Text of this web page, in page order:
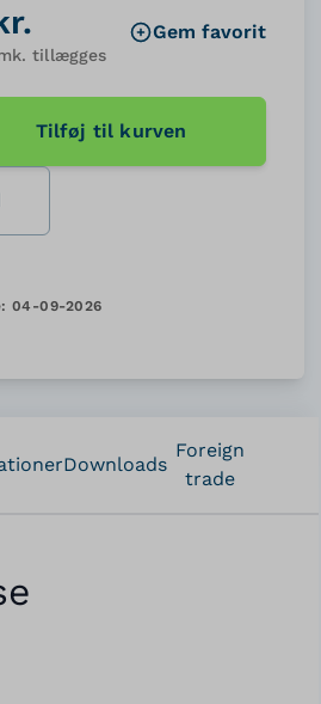
tillægges
Gem favorit
Tilføj til kurven
04-09-2026
Downloads
Foreign
trade